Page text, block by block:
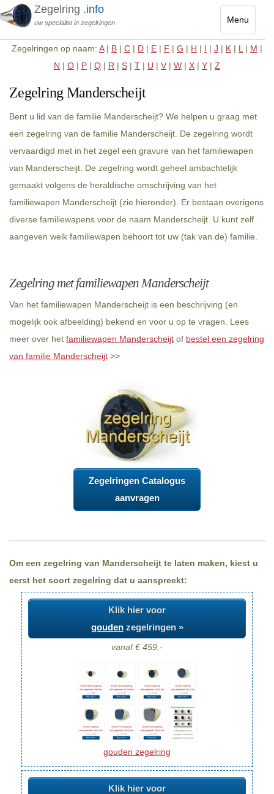
Menu
Toggle
Zegelring .info
uw specialist in zegelringen
Zegelringen op naam: A| B | C | D | E | F | G | H | I | J | K | L | M |
N | O | P | Q | R | S | T | U | V | W | X | Y | Z
Zegelring Manderscheijt
Bent u lid van de familie Manderscheijt? We helpen u graag met
een zegelring van de familie Manderscheijt. De zegelring wordt
vervaardigd met in het zegel een gravure van het familiewapen
van Manderscheijt. De zegelring wordt geheel ambachtelijk
gemaakt volgens de heraldische omschrijving van het
familiewapen Manderscheijt (zie hieronder). Er bestaan overigens
diverse familiewapens voor de naam Manderscheijt. U kunt zelf
aangeven welk familiewapen behoort tot uw (tak van de) familie.
Zegelring met familiewapen Manderscheijt
Van het familiewapen Manderscheijt is een beschrijving (en
mogelijk ook afbeelding) bekend en voor u op te vragen. Lees
meer over het familiewapen Manderscheijt of bestel een zegelring
van familie Manderscheijt >>
Zegelringen Catalogus
aanvragen
Om een zegelring van Manderscheijt te laten maken, kiest u
eerst het soort zegelring dat u aanspreekt:
Klik hier voor
goudenzegelringen »
vanaf € 459,-
gouden zegelring
Klik hier voor